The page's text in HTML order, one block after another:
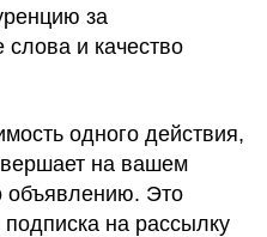
за
и качество
одного действия,
на вашем
объявлению. Это
на рассылку